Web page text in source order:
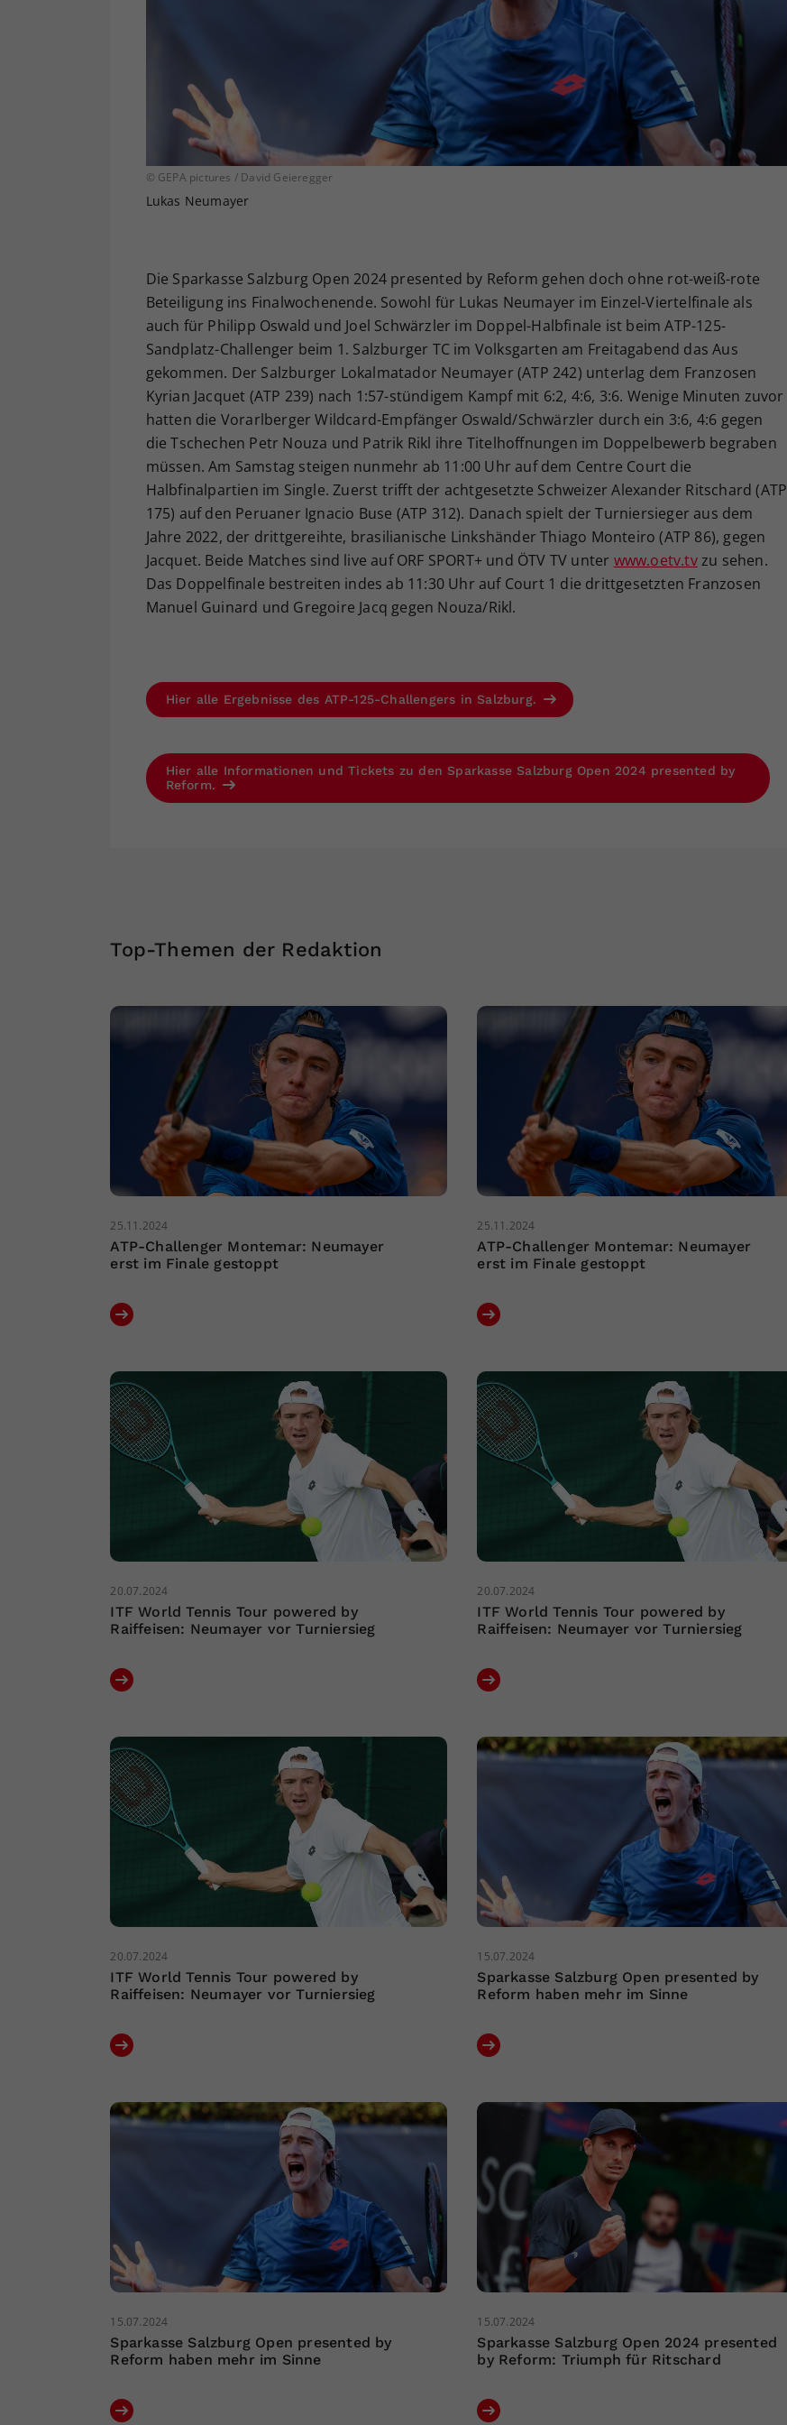
© GEPA pictures / David Geieregger
Lukas Neumayer
Die Sparkasse Salzburg Open 2024 presented by Reform gehen doch ohne rot-weiß-rote
Beteiligung ins Finalwochenende. Sowohl für Lukas Neumayer im Einzel-Viertelfinale als
auch für Philipp Oswald und Joel Schwärzler im Doppel-Halbfinale ist beim ATP-125-
Sandplatz-Challenger beim 1. Salzburger TC im Volksgarten am Freitagabend das Aus
gekommen. Der Salzburger Lokalmatador Neumayer (ATP 242) unterlag dem Franzosen
Kyrian Jacquet (ATP 239) nach 1:57-stündigem Kampf mit 6:2, 4:6, 3:6. Wenige Minuten zuvor
hatten die Vorarlberger Wildcard-Empfänger Oswald/Schwärzler durch ein 3:6, 4:6 gegen
die Tschechen Petr Nouza und Patrik Rikl ihre Titelhoffnungen im Doppelbewerb begraben
müssen. Am Samstag steigen nunmehr ab 11:00 Uhr auf dem Centre Court die
Halbfinalpartien im Single. Zuerst trifft der achtgesetzte Schweizer Alexander Ritschard (ATP
175) auf den Peruaner Ignacio Buse (ATP 312). Danach spielt der Turniersieger aus dem
Jahre 2022, der drittgereihte, brasilianische Linkshänder Thiago Monteiro (ATP 86), gegen
Jacquet. Beide Matches sind live auf ORF SPORT+ und ÖTV TV unter www.oetv.tvzu sehen.
Das Doppelfinale bestreiten indes ab 11:30 Uhr auf Court 1 die drittgesetzten Franzosen
Manuel Guinard und Gregoire Jacq gegen Nouza/Rikl.
Hier alle Ergebnisse des ATP-125-Challengers in Salzburg.
Hier alle Informationen und Tickets zu den Sparkasse Salzburg Open 2024 presented by
Reform.
Top-Themen der Redaktion
25.11.2024
ATP-Challenger Montemar: Neumayer
erst im Finale gestoppt
25.11.2024
ATP-Challenger Montemar: Neumayer
erst im Finale gestoppt
20.07.2024
ITF World Tennis Tour powered by
Raiffeisen: Neumayer vor Turniersieg
20.07.2024
ITF World Tennis Tour powered by
Raiffeisen: Neumayer vor Turniersieg
20.07.2024
ITF World Tennis Tour powered by
Raiffeisen: Neumayer vor Turniersieg
15.07.2024
Sparkasse Salzburg Open presented by
Reform haben mehr im Sinne
15.07.2024
Sparkasse Salzburg Open presented by
Reform haben mehr im Sinne
15.07.2024
Sparkasse Salzburg Open 2024 presented
by Reform: Triumph für Ritschard
Ihrer vorgenommen Einstellungen, falls der
Webseiten-Betreiber dies eingestellt hat.